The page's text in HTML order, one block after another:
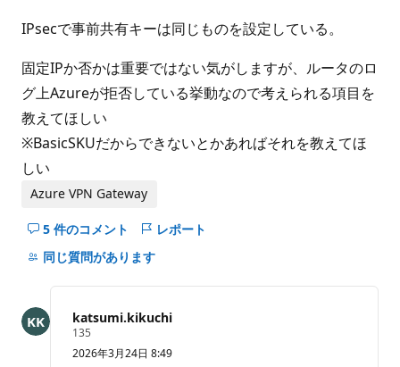
IPsecで事前共有キーは同じものを設定している。
固定IPか否かは重要ではない気がしますが、ルータのロ
グ上Azureが拒否している挙動なので考えられる項目を
教えてほしい
※BasicSKUだからできないとかあればそれを教えてほ
しい
Azure VPN Gateway
5 件のコメント
こ
の
コ
メ
ン
レポート
同じ質問があります
katsumi.kikuchi
135
価
の
2026年3月24日 8:49